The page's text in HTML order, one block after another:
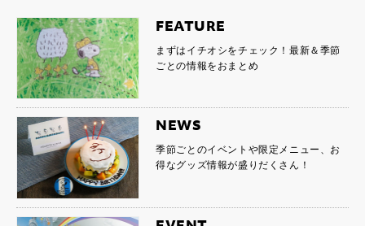
FEATURE
まずはイチオシをチェック！最新＆季節
ごとの情報をおまとめ
NEWS
季節ごとのイベントや限定メニュー、お
得なグッズ情報が盛りだくさん！